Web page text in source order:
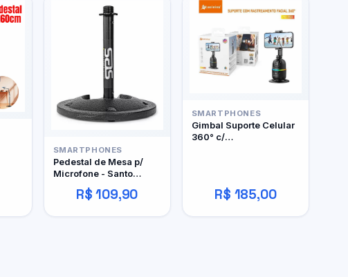
SMARTPHONES
Pedestal de Mesa p/
Microfone - Santo
Angelo - Psa60
R$ 109,90
SMARTPHONES
Gimbal Suporte Celular
360° c/
R$ 185,00